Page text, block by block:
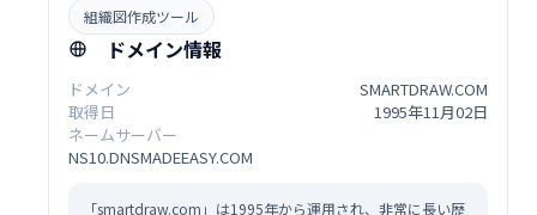
組織図作成ツール
ドメイン情報
ドメイン
SMARTDRAW.COM
取得日
1995年11月02日
ネームサーバー
NS10.DNSMADEEASY.COM
「smartdraw.com」は1995年から運用され、非常に長い歴